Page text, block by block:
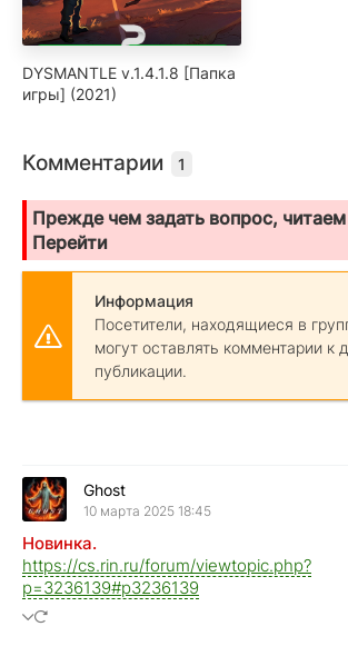
DYSMANTLE v.1.4.1.8 [Папка
игры] (2021)
Комментарии 1
Прежде чем задать вопрос, читаем
Перейти
Информация
Посетители, находящиеся в
могут оставлять комментарии к
публикации.
Ghost
10 марта 2025 18:45
Новинка.
https://cs.rin.ru/forum/viewtopic.php?
p=3236139#p3236139